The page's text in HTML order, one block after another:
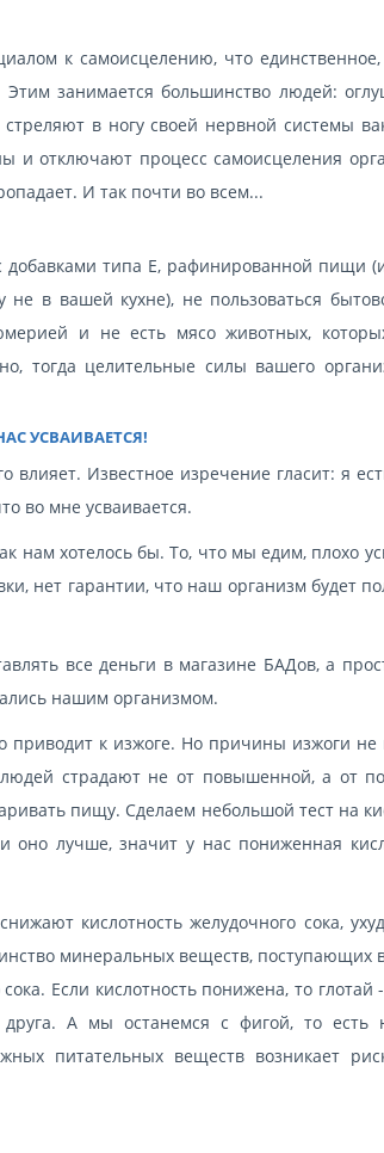
к самоисцелению, что
занимается большинство людей:
в ногу своей нервной системы
и отключают процесс самоисцеления
И так почти во всем...
добавками типа Е, рафинированной пищи
не в вашей кухне), не пользоваться
и не есть мясо животных,
тогда целительные силы вашего
УСВАИВАЕТСЯ!
Известное изречение гласит: я
во мне усваивается.
нам хотелось бы. То, что мы едим, плохо
нет гарантии, что наш организм будет
все деньги в магазине БАДов, а
нашим организмом.
приводит к изжоге. Но причины изжоги не
страдают не от повышенной, а от
пищу. Сделаем небольшой тест на
оно лучше, значит у нас пониженная
кислотность желудочного сока,
минеральных веществ, поступающих
Если кислотность понижена, то глотай
А мы останемся с фигой, то есть
питательных веществ возникает